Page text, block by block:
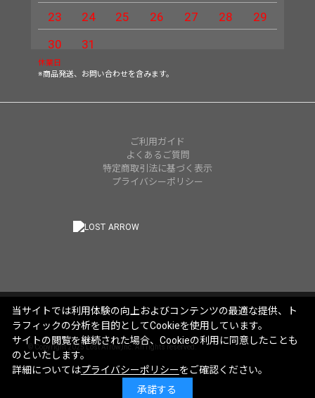
23
24 25 26 27 28
29
30
31
休業日
※商品発送、お問い合わせを含みます。
ご利用ガイド
よくあるご質問
特定商取引法に基づく表示
プライバシーポリシー
© Copyright 2025 Lost Arrow,Inc. All rights reserved.
当サイトでは利用体験の向上およびコンテンツの最適な提供、ト
ラフィックの分析を目的としてCookieを使用しています。
サイトの閲覧を継続された場合、Cookieの利用に同意したことも
のといたします。
詳細についてはプライバシーポリシーをご確認ください。
承諾する